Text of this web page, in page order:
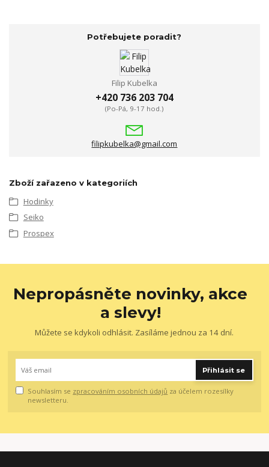
Potřebujete poradit?
Filip Kubelka
+420 736 203 704
(Po-Pá, 9-17 hod.)
filipkubelka@gmail.com
Zboží zařazeno v kategoriích
Hodinky
Seiko
Prospex
Nepropásněte novinky, akce
a slevy!
Můžete se kdykoli odhlásit. Zasíláme jednou za 14 dní.
Přihlásit se
Souhlasím se zpracováním osobních údajů za účelem rozesílky
newsletteru.